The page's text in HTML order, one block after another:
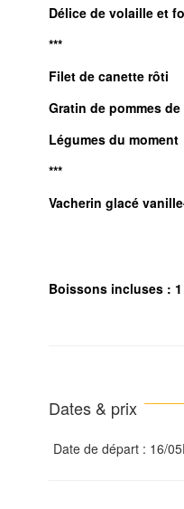
Délice de volaille et
***
Filet de canette rôti
Gratin de pommes
Légumes du moment
***
Vacherin glacé
Boissons incluses :
Dates & prix
Date de départ : 16/